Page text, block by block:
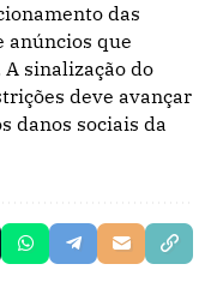
das
anúncios que
sinalização do
deve avançar
danos sociais da